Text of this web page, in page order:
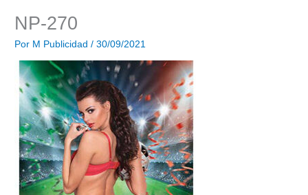
NP-270
Por M Publicidad/30/09/2021